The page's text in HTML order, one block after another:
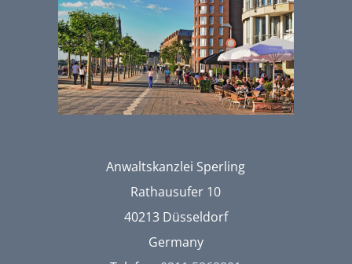
Anwaltskanzlei Sperling
Rathausufer 10
40213 Düsseldorf
Germany